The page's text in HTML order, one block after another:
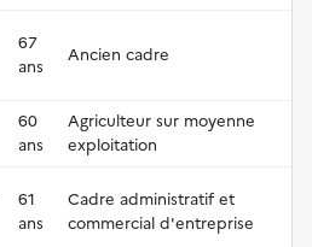
67
ans
Ancien cadre
60
ans
Agriculteur sur moyenne
exploitation
61
ans
Cadre administratif et
commercial d'entreprise